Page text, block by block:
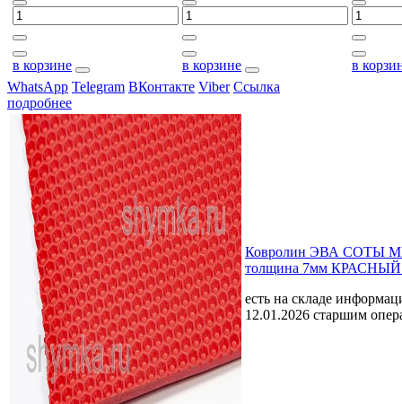
в корзине в корзине
в
WhatsApp Telegram ВКонтакте Viber Ссылка
подробнее
Ковролин ЭВА СОТЫ
толщина 7мм КРАСНЫЙ
есть на складе
12.01.2026 старшим